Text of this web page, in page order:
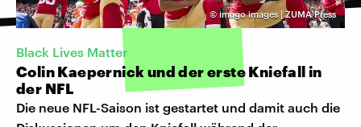
©imago images | ZUMA Press
Black Lives Matter
Colin Kaepernick und der erste Kniefall in
der NFL
Die neue NFL-Saison ist gestartet und damit auch die